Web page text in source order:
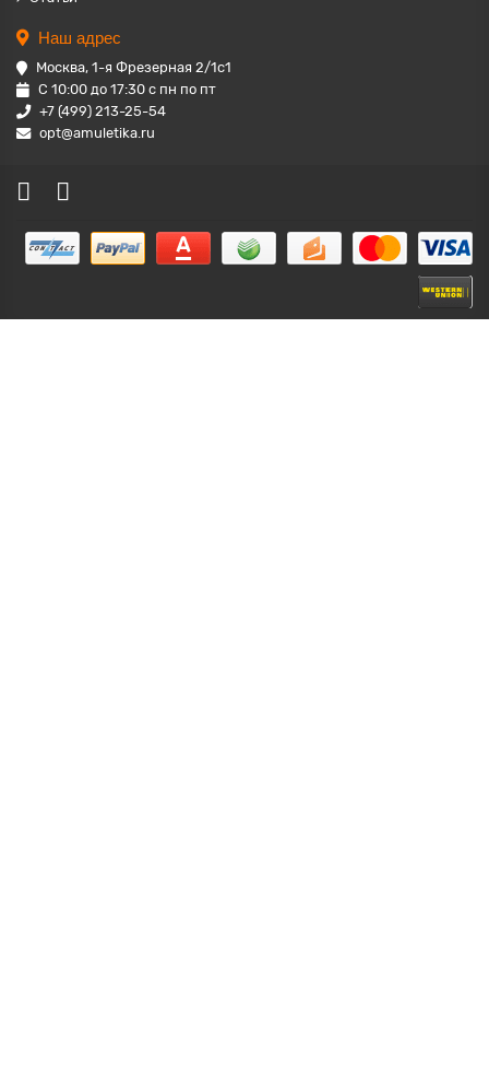
Наш адрес
Москва, 1-я Фрезерная 2/1с1
С 10:00 до 17:30 с пн по пт
+7 (499) 213-25-54
opt@amuletika.ru